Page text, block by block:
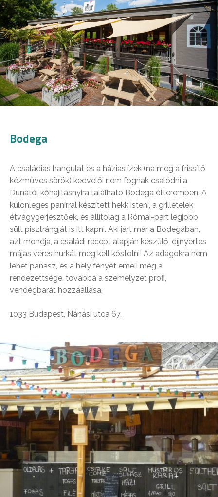
Bodega
A családias hangulat és a házias ízek (na meg a frissítő
kézműves sörök) kedvelői nem fognak csalódni a
Dunától kőhajításnyira található Bodega étteremben. A
különleges panírral készített hekk isteni, a grillételek
étvágygerjesztőek, és állítólag a Római-part legjobb
sült pisztrángját is itt kapni. Aki járt már a Bodegában,
azt mondja, a családi recept alapján készülő, díjnyertes
májas véres hurkát meg kell kóstolni! Az adagokra nem
lehet panasz, és a hely fényét emeli még a
rendezettsége, továbbá a személyzet profi,
vendégbarát hozzáállása.
1033 Budapest, Nánási utca 67.